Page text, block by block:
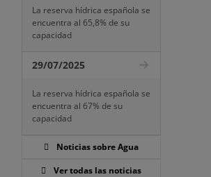
La reserva hídrica española se
encuentra al 65,8% de su
capacidad
29/07/2025
La reserva hídrica española se
encuentra al 67% de su
capacidad
Noticias sobre Agua
Ver todas las noticias